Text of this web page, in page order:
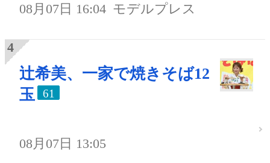
08月07日 16:04 モデルプレス
辻希美、一家で焼きそば12
玉
61
08月07日 13:05